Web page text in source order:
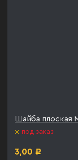
Шайба плоская
под заказ
3,00 Р